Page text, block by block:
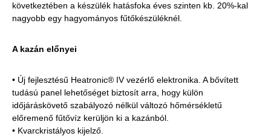
következtében a készülék hatásfoka éves szinten kb. 20%-kal
nagyobb egy hagyományos fűtőkészüléknél.
A kazán előnyei
• Új fejlesztésű Heatronic® IV vezérlő elektronika. A bővített
tudású panel lehetőséget biztosít arra, hogy külön
időjáráskövető szabályozó nélkül változó hőmérsékletű
előremenő fűtővíz kerüljön ki a kazánból.
• Kvarckristályos kijelző.